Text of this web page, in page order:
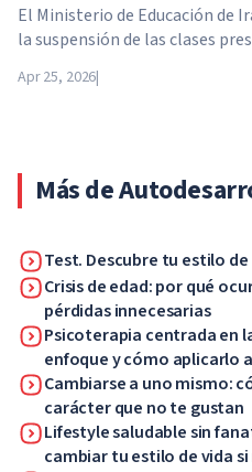
El Ministerio de Educación de
la suspensión de las clases
colegios y universidades pasan
Apr 25, 2026|
Más de
Test. Descubre tu estilo
Crisis de edad: por qué
pérdidas innecesarias
Psicoterapia centrada en
enfoque y cómo aplicarlo
cotidiana
Cambiarse a uno mismo:
carácter que no te gustan
Lifestyle saludable sin
cambiar tu estilo de vida